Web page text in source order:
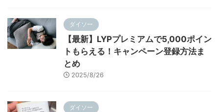
ダイソー
【最新】LYPプレミアムで5,000ポイン
トもらえる！キャンペーン登録方法ま
とめ
2025/8/26
ダイソー